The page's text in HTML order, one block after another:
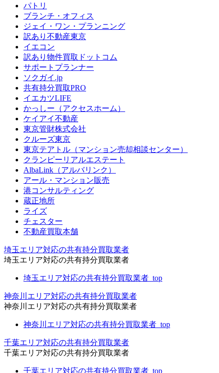
パトリ
ブランチ・オフィス
ジェイ・ワン・プランニング
訳あり不動産東京
イエコン
訳あり物件買取ドットコム
サポートプランナー
ソクガイ.jp
共有持分買取PRO
イエカツLIFE
かっしー（アクセスホーム）
ケイアイ不動産
東京管財株式会社
クルーズ東京
東京テアトル（マンション売却相談センター）
クランピーリアルエステート
AlbaLink（アルバリンク）
アール・マンション販売
港コンサルティング
蔵正地所
ライズ
チェスター
不動産買取本舗
埼玉エリア対応の共有持分買取業者
埼玉エリア対応の共有持分買取業者
埼玉エリア対応の共有持分買取業者_top
神奈川エリア対応の共有持分買取業者
神奈川エリア対応の共有持分買取業者
神奈川エリア対応の共有持分買取業者_top
千葉エリア対応の共有持分買取業者
千葉エリア対応の共有持分買取業者
千葉エリア対応の共有持分買取業者_top